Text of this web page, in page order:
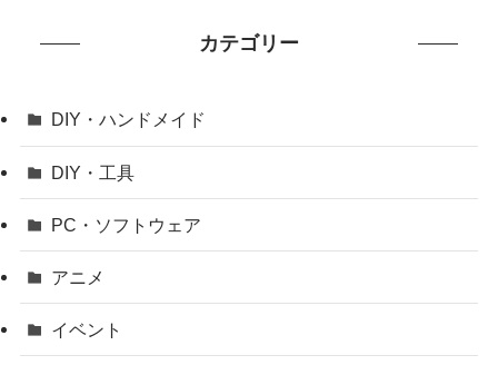
カテゴリー
DIY・ハンドメイド
DIY・工具
PC・ソフトウェア
アニメ
イベント